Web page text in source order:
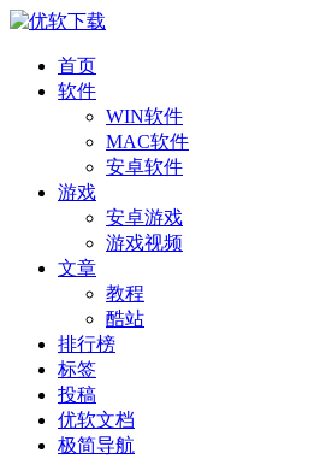
首页
软件
WIN软件
MAC软件
安卓软件
游戏
安卓游戏
游戏视频
文章
教程
酷站
排行榜
标签
投稿
优软文档
极简导航